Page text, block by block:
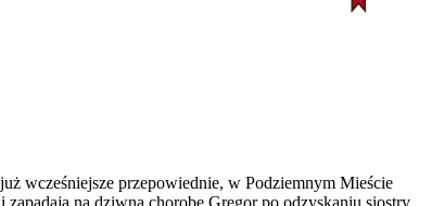
wcześniejsze przepowiednie, w Podziemnym Mieście
na dziwną chorobę.Gregor po odzyskaniu siostry